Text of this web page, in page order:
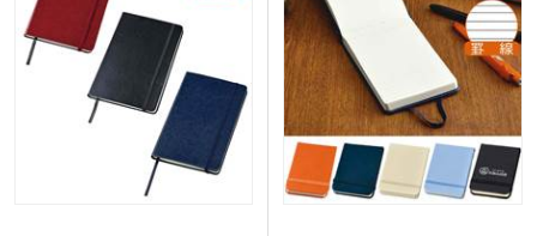
お勧めです。
レルショップのDM送付にもおすすめで
す。